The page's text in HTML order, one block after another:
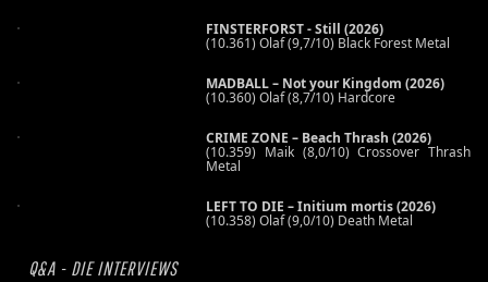
FINSTERFORST - Still (2026)
(10.361) Olaf (9,7/10) Black Forest Metal
MADBALL – Not your Kingdom (2026)
(10.360) Olaf (8,7/10) Hardcore
CRIME ZONE – Beach Thrash (2026)
(10.359) Maik (8,0/10) Crossover Thrash
Metal
LEFT TO DIE – Initium mortis (2026)
(10.358) Olaf (9,0/10) Death Metal
Q&A - DIE INTERVIEWS